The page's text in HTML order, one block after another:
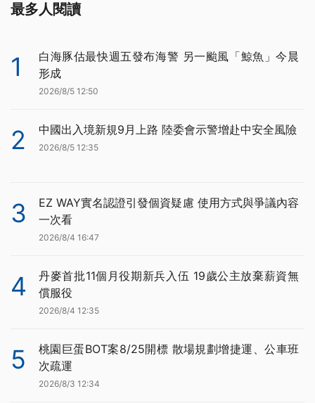
最多人閱讀
1
白海豚估最快週五發布海警 另一颱風「鯨魚」今晨
形成
2026/8/5 12:50
2 中國出入境新規9月上路 陸委會示警增赴中安全風險
2026/8/5 12:35
3
EZ WAY實名認證引發個資疑慮 使用方式與爭議內容
一次看
2026/8/4 16:47
4
丹麥首批11個月役期新兵入伍 19歲公主放棄薪資無
償服役
2026/8/4 12:35
5
桃園巨蛋BOT案8/25開標 散場規劃增捷運、公車班
次疏運
2026/8/3 12:34